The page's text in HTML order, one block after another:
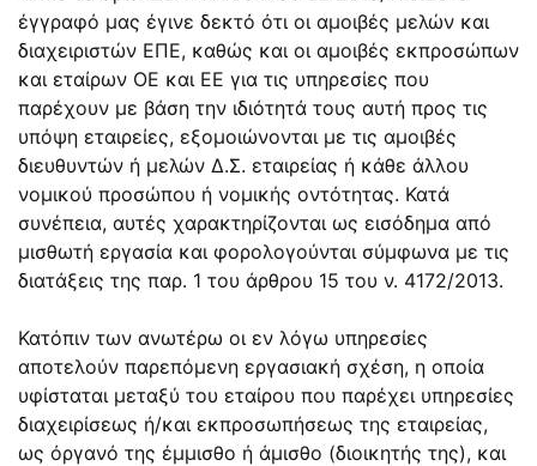
έγγραφό μας έγινε δεκτό ότι οι αμοιβές μελών και
διαχειριστών ΕΠΕ, καθώς και οι αμοιβές εκπροσώπων
και εταίρων ΟΕ και ΕΕ για τις υπηρεσίες που
παρέχουν με βάση την ιδιότητά τους αυτή προς τις
υπόψη εταιρείες, εξομοιώνονται με τις αμοιβές
διευθυντών ή μελών Δ.Σ. εταιρείας ή κάθε άλλου
νομικού προσώπου ή νομικής οντότητας. Κατά
συνέπεια, αυτές χαρακτηρίζονται ως εισόδημα από
μισθωτή εργασία και φορολογούνται σύμφωνα με τις
διατάξεις της παρ. 1 του άρθρου 15 του ν. 4172/2013.
Κατόπιν των ανωτέρω οι εν λόγω υπηρεσίες
αποτελούν παρεπόμενη εργασιακή σχέση, η οποία
υφίσταται μεταξύ του εταίρου που παρέχει υπηρεσίες
διαχειρίσεως ή/και εκπροσωπήσεως της εταιρείας,
ως όργανό της έμμισθο ή άμισθο (διοικητής της), και